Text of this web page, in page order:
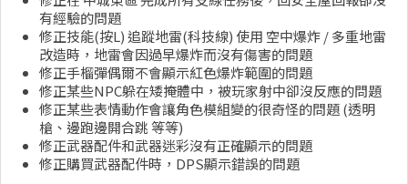
有經驗的問題
修正技能(按L) 追蹤地雷(科技線) 使用 空中爆炸 / 多重地雷
改造時，地雷會因過早爆炸而沒有傷害的問題
修正手榴彈偶爾不會顯示紅色爆炸範圍的問題
修正某些NPC躲在矮掩體中，被玩家射中卻沒反應的問題
修正某些表情動作會讓角色模組變的很奇怪的問題 (透明
槍、邊跑邊開合跳 等等)
修正武器配件和武器迷彩沒有正確顯示的問題
修正購買武器配件時，DPS顯示錯誤的問題